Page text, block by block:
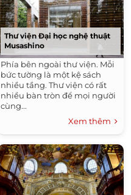
Thư viện Đại học nghệ thuật
Musashino
Phía bên ngoài thư viện. Mỗi
bức tường là một kệ sách
nhiều tầng. Thư viện có rất
nhiều bàn tròn để mọi người
cùng...
Xem thêm